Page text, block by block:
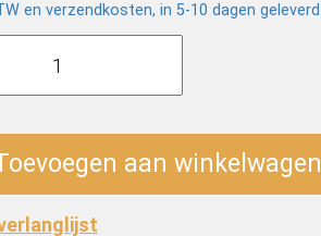
en verzendkosten, in 5-10 dagen geleverd
aan winkelwagen